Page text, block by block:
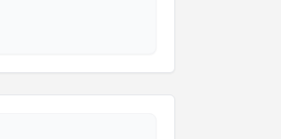
Gönder